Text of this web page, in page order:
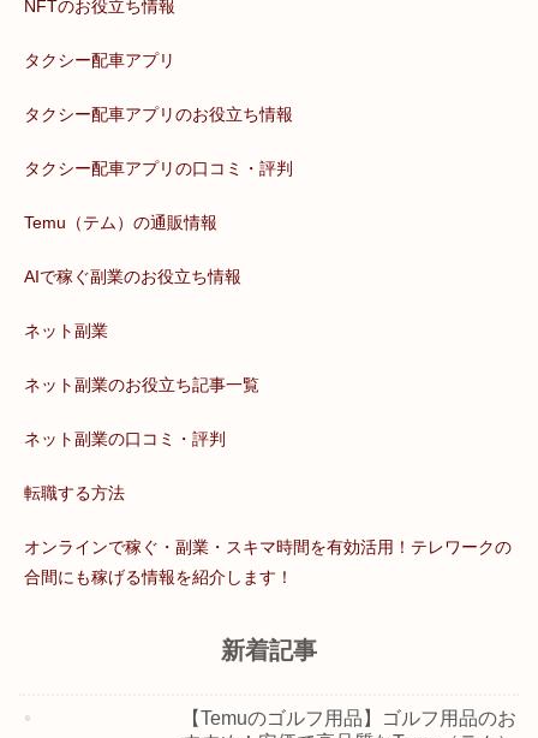
NFTのお役立ち情報
タクシー配車アプリ
タクシー配車アプリのお役立ち情報
タクシー配車アプリの口コミ・評判
Temu（テム）の通販情報
AIで稼ぐ副業のお役立ち情報
ネット副業
ネット副業のお役立ち記事一覧
ネット副業の口コミ・評判
転職する方法
オンラインで稼ぐ・副業・スキマ時間を有効活用！テレワークの
合間にも稼げる情報を紹介します！
新着記事
【Temuのゴルフ用品】ゴルフ用品のお